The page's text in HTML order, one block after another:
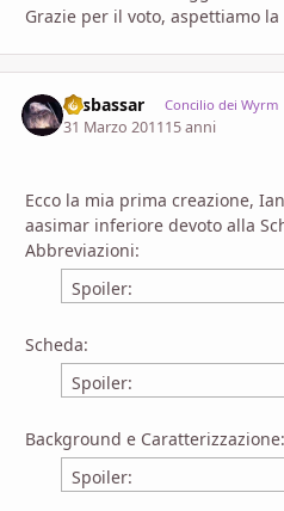
Grazie per il voto, aspettiamo
Sesbassar Concilio dei Wyrm
31 Marzo 201115 anni
Ecco la mia prima creazione,
aasimar inferiore devoto alla
Abbreviazioni:
Spoiler:
Scheda:
Spoiler:
Background e Caratterizzazione:
Spoiler: